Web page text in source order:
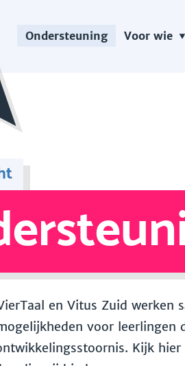
Ondersteuning Voor wie
en Vitus Zuid werken
voor leerlingen
Kijk hier